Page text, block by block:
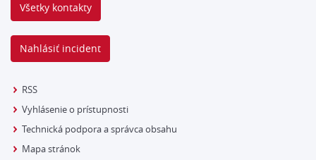
Všetky kontakty
Nahlásiť incident
RSS
Vyhlásenie o prístupnosti
Technická podpora a správca obsahu
Mapa stránok